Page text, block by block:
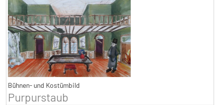
Bühnen- und Kostümbild
Purpurstaub